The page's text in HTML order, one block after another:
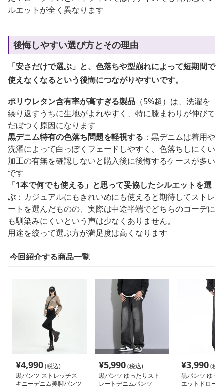
ルエットが全く異なります
後悔しやすい選び方とその理由
「安さだけで選ぶ」と、色落ちや型崩れによって短期間で
使えなくなるという後悔につながりやすいです。
ポリウレタン含有率が高すぎる製品 （5%超）は、洗濯を
繰り返すうちに生地がよれやすく、特に膝まわりが伸びて
だぼつく原因になります
黒デニム特有の色落ち問題を軽視する ：黒デニムは着用や
洗濯によって白っぽくフェードしやすく、色落ちしにくい
加工の有無を確認しないと購入後に後悔するケースが多い
です
「1本で何でも使える」と思って妥協したシルエットを選
ぶ ：カジュアルにもきれいめにも使えると期待してストレ
ートを選んだものの、実際は中途半端でどちらのコーデに
も馴染みにくいという声は少なくありません。
用途を絞って選ぶ方が満足度は高くなります
今回紹介する商品一覧
¥4,990(税込)
黒パンツ ストレッチス
キニーデニム美脚パンツ
¥5,990(税込)
黒パンツ ゆったりスト
レートデニムパンツ
¥3,990(税
黒パンツ ゆっ
エットドロー